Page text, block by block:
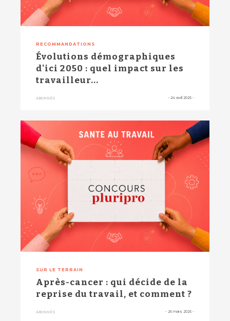
RECOMMANDATIONS
Évolutions démographiques
d'ici 2050 : quel impact sur les
travailleur...
ABONNÉS - 24 avril 2025 -
SUR LE TERRAIN
Après-cancer : qui décide de la
reprise du travail, et comment ?
ABONNÉS - 26 mars 2025 -